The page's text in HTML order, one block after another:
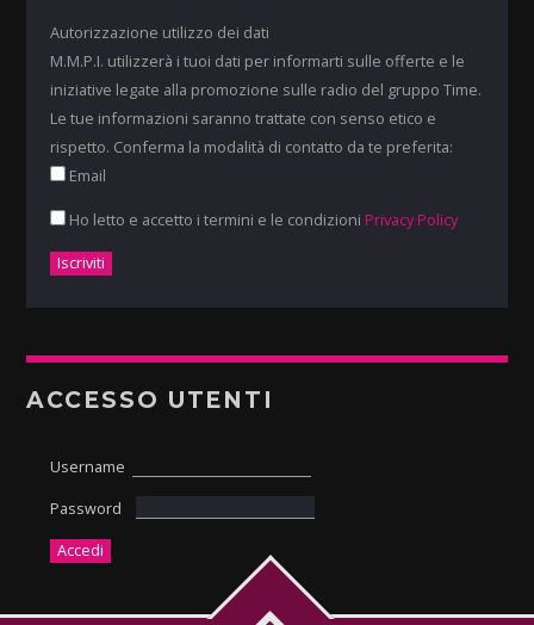
Autorizzazione utilizzo dei dati
M.M.P.I. utilizzerà i tuoi dati per informarti sulle offerte e le
iniziative legate alla promozione sulle radio del gruppo Time.
Le tue informazioni saranno trattate con senso etico e
rispetto. Conferma la modalità di contatto da te preferita:
Email
Ho letto e accetto i termini e le condizioni Privacy Policy
ACCESSO UTENTI
Username
Password